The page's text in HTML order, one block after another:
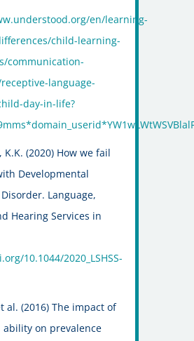
en/learning-
child-learning-
communication-
language-
day-in-life?
K.K. (2020) How we fail
Developmental
Language,
Hearing Services in
10.1044/2020_LSHSS-
al. (2016) The impact of
ability on prevalence